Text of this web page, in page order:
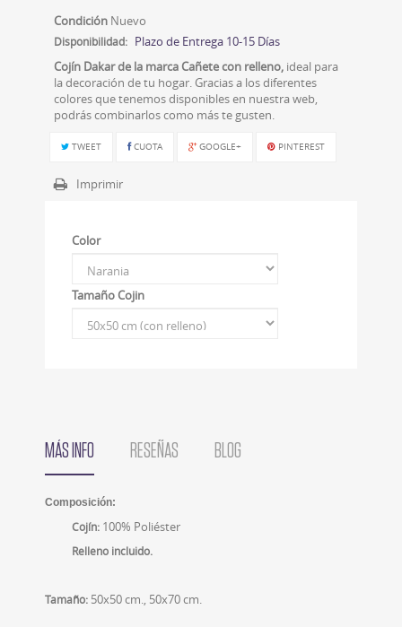
Condición Nuevo
Disponibilidad: Plazo de Entrega 10-15 Días
Cojín Dakar de la marca Cañete con relleno, ideal para
la decoración de tu hogar. Gracias a los diferentes
colores que tenemos disponibles en nuestra web,
podrás combinarlos como más te gusten.
TWEET CUOTA GOOGLE+ PINTEREST
Imprimir
Color
Tamaño Cojin
MÁS INFO RESEÑAS BLOG
Composición:
Cojín: 100% Poliéster
Relleno incluido.
Tamaño: 50x50 cm., 50x70 cm.